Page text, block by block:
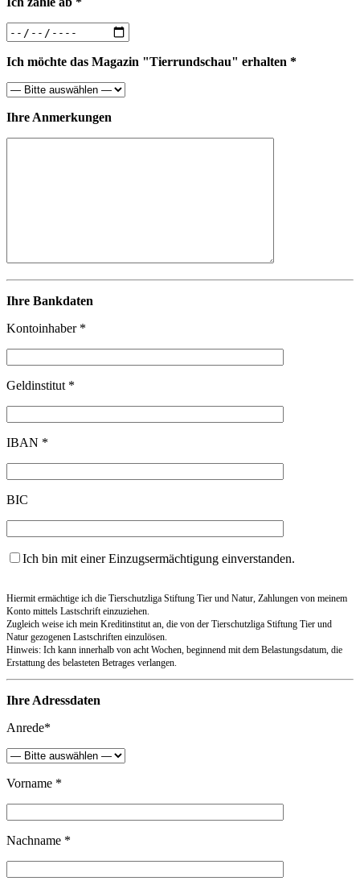
Ich möchte das Magazin "Tierrundschau" erhalten *
Ihre Anmerkungen
Ihre Bankdaten
Kontoinhaber *
Geldinstitut *
IBAN *
BIC
Ich bin mit einer Einzugsermächtigung einverstanden.
Hiermit ermächtige ich die Tierschutzliga Stiftung Tier und Natur, Zahlungen von meinem
Konto mittels Lastschrift einzuziehen.
Zugleich weise ich mein Kreditinstitut an, die von der Tierschutzliga Stiftung Tier und
Natur gezogenen Lastschriften einzulösen.
Hinweis: Ich kann innerhalb von acht Wochen, beginnend mit dem Belastungsdatum, die
Erstattung des belasteten Betrages verlangen.
Ihre Adressdaten
Anrede*
Vorname *
Nachname *